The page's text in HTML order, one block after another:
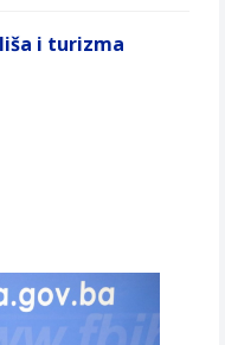
i turizma